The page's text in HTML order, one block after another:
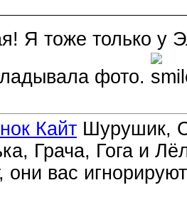
Я тоже только
фото.
Кайт Шурушик,
Грача, Гога и
они вас игнорируют